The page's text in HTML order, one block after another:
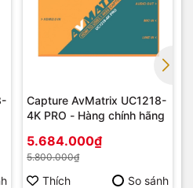
Capture AvMatrix UC1218-
4K PRO - Hàng chính hãng
5.684.000₫
5.800.000₫
Thích So sánh